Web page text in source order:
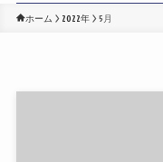
ホーム 2022年 5月